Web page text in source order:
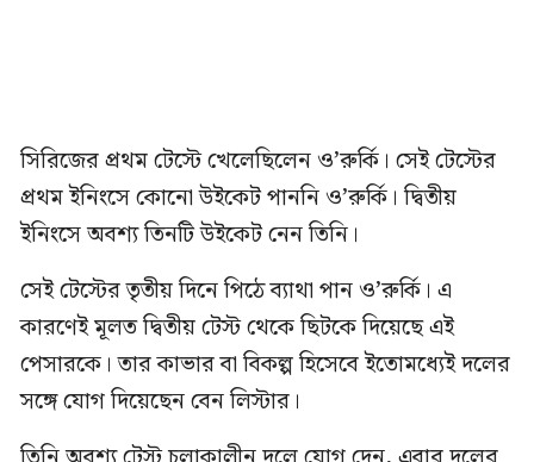
সিরিজের প্রথম টেস্টে খেলেছিলেন ও’রুর্কি। সেই টেস্টের
প্রথম ইনিংসে কোনো উইকেট পাননি ও’রুর্কি। দ্বিতীয়
ইনিংসে অবশ্য তিনটি উইকেট নেন তিনি।
সেই টেস্টের তৃতীয় দিনে পিঠে ব্যাথা পান ও’রুর্কি। এ
কারণেই মূলত দ্বিতীয় টেস্ট থেকে ছিটকে দিয়েছে এই
পেসারকে। তার কাভার বা বিকল্প হিসেবে ইতোমধ্যেই দলের
সঙ্গে যোগ দিয়েছেন বেন লিস্টার।